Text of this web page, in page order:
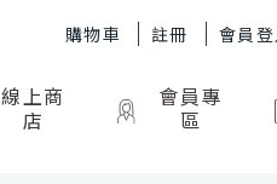
購物車 註冊 會員登
線上商
店
會員專
區